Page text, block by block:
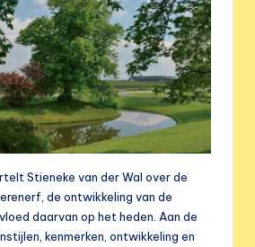
Stieneke van der Wal over de
de ontwikkeling van de
daarvan op het heden. Aan de
kenmerken, ontwikkeling en